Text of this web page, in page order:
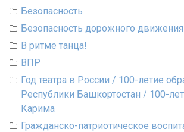
Безопасность
Безопасность дорожного движения
В ритме танца!
ВПР
Год театра в России / 100-летие
Республики Башкортостан / 100-
Карима
Гражданско-патриотическое